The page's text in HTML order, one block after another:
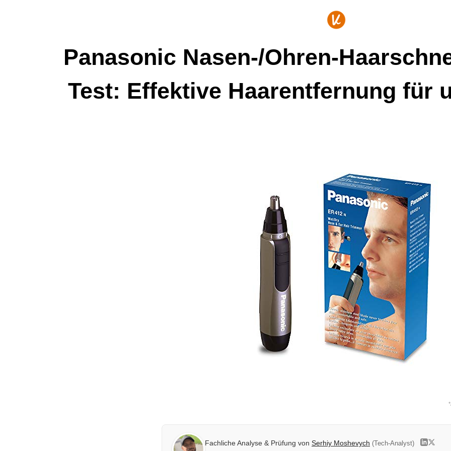
Panasonic Nasen-/Ohren-
Test: Effektive Haarentfernung für
Fachliche Analyse & Prüfung von Serhiy Moshevych (Tech-Analyst)